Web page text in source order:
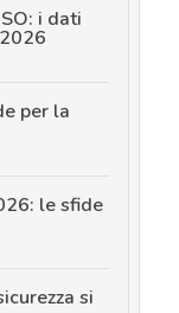
i dati
per la
le sfide
si